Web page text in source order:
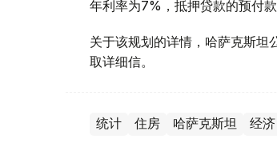
年利率为7%，抵押贷款的预付
关于该规划的详情，哈萨克斯
取详细信。
统计 住房 哈萨克斯坦 经济